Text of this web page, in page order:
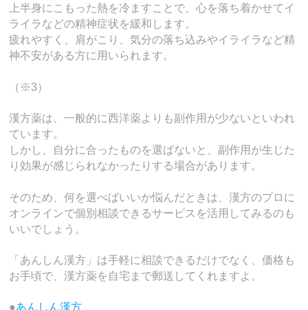
上半身にこもった熱を冷ますことで、心を落ち着かせてイ
ライラなどの精神症状を緩和します。
疲れやすく、肩がこり、気分の落ち込みやイライラなど精
神不安がある方に用いられます。
（※3）
漢方薬は、一般的に西洋薬よりも副作用が少ないといわれ
ています。
しかし、自分に合ったものを選ばないと、副作用が生じた
り効果が感じられなかったりする場合があります。
そのため、何を選べばいいか悩んだときは、漢方のプロに
オンラインで個別相談できるサービスを活用してみるのも
いいでしょう。
「あんしん漢方」は手軽に相談できるだけでなく、価格も
お手頃で、漢方薬を自宅まで郵送してくれますよ。
●あんしん漢方